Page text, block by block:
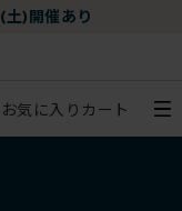
(土)開催あり
お気に入り カート